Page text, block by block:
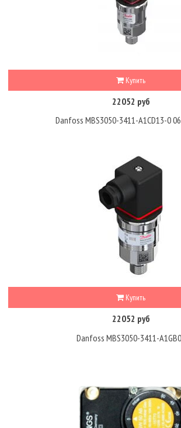
Купить
22052 руб
Danfoss MBS3050-3411-A1CD13-0
Купить
22052 руб
Danfoss MBS3050-3411-